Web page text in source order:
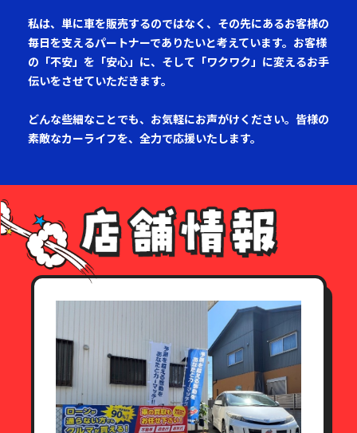
私は、単に車を販売するのではなく、その先にあるお客様の
毎日を支えるパートナーでありたいと考えています。お客様
の「不安」を「安心」に、そして「ワクワク」に変えるお手
伝いをさせていただきます。
どんな些細なことでも、お気軽にお声がけください。皆様の
素敵なカーライフを、全力で応援いたします。